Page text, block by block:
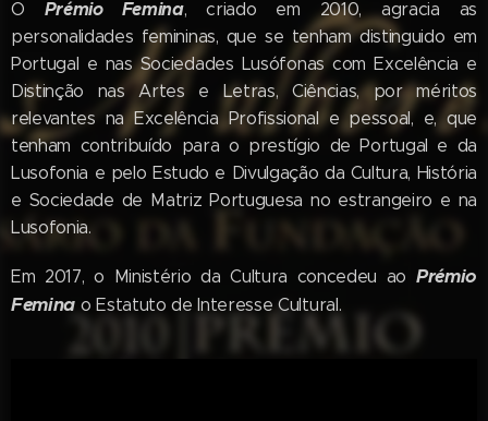
O Prémio Femina, criado em 2010, agracia as
personalidades femininas, que se tenham distinguido em
Portugal e nas Sociedades Lusófonas com Excelência e
Distinção nas Artes e Letras, Ciências, por méritos
relevantes na Excelência Profissional e pessoal, e, que
tenham contribuído para o prestígio de Portugal e da
Lusofonia e pelo Estudo e Divulgação da Cultura, História
e Sociedade de Matriz Portuguesa no estrangeiro e na
Lusofonia.
Em 2017, o Ministério da Cultura concedeu ao Prémio
Femina o Estatuto de Interesse Cultural.